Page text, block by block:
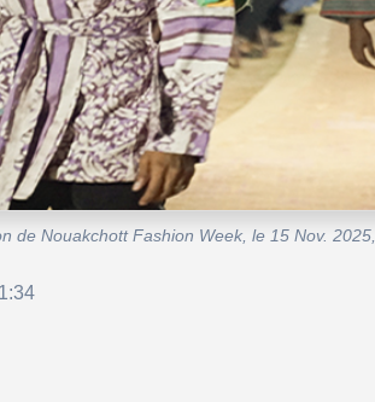
de Nouakchott Fashion Week, le 15 Nov.